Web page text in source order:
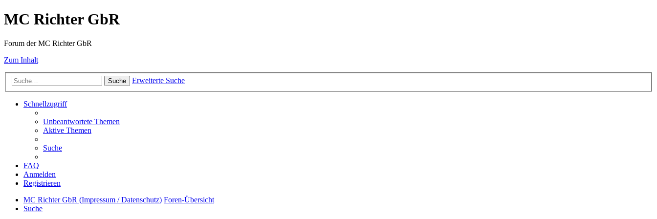
MC Richter GbR
Forum der MC Richter GbR
Zum Inhalt
Suche Erweiterte Suche
Schnellzugriff
Unbeantwortete Themen
Aktive Themen
Suche
FAQ
Anmelden
Registrieren
MC Richter GbR (Impressum / Datenschutz) Foren-Übersicht
Suche